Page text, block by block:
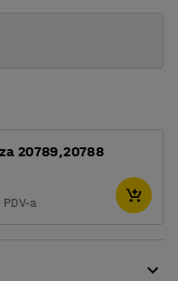
20789,20788
PDV-a